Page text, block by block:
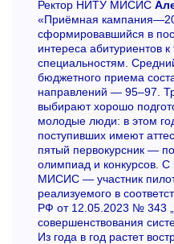
Ректор НИТУ МИСИС
«Приёмная
сформировавшийся в
интереса абитуриентов
специальностям.
бюджетного приема
направлений — 95–97.
выбирают хорошо
молодые люди: в этом
поступивших имеют
пятый первокурсник —
олимпиад и конкурсов.
МИСИС — участник
реализуемого в
РФ от 12.05.2023 № 343
совершенствования
Из года в год растет